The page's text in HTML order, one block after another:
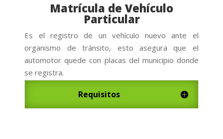
Matrícula de Vehículo
Particular
Es el registro de un vehículo nuevo ante el
organismo de tránsito, esto asegura que el
automotor quede con placas del municipio donde
se registra.
Requisitos